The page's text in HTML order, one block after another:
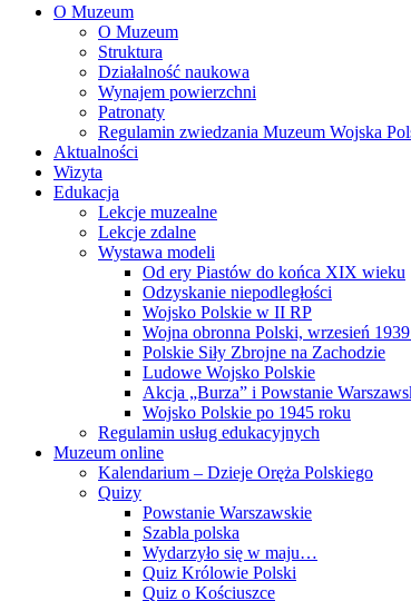
O Muzeum
O Muzeum
Struktura
Działalność naukowa
Wynajem powierzchni
Patronaty
Regulamin zwiedzania Muzeum Wojska
Aktualności
Wizyta
Edukacja
Lekcje muzealne
Lekcje zdalne
Wystawa modeli
Od ery Piastów do końca XIX wieku
Odzyskanie niepodległości
Wojsko Polskie w II RP
Wojna obronna Polski, wrzesień
Polskie Siły Zbrojne na Zachodzie
Ludowe Wojsko Polskie
Akcja „Burza” i Powstanie
Wojsko Polskie po 1945 roku
Regulamin usług edukacyjnych
Muzeum online
Kalendarium – Dzieje Oręża Polskiego
Quizy
Powstanie Warszawskie
Szabla polska
Wydarzyło się w maju…
Quiz Królowie Polski
Quiz o Kościuszce